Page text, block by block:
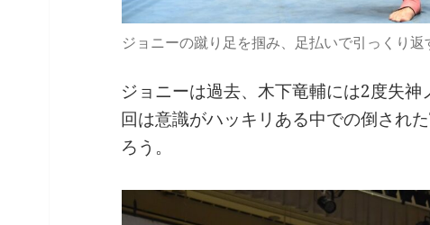
ジョニーの蹴り足を掴み、足払いで引っくり
ジョニーは過去、木下竜輔には2度失
回は意識がハッキリある中での倒され
ろう。